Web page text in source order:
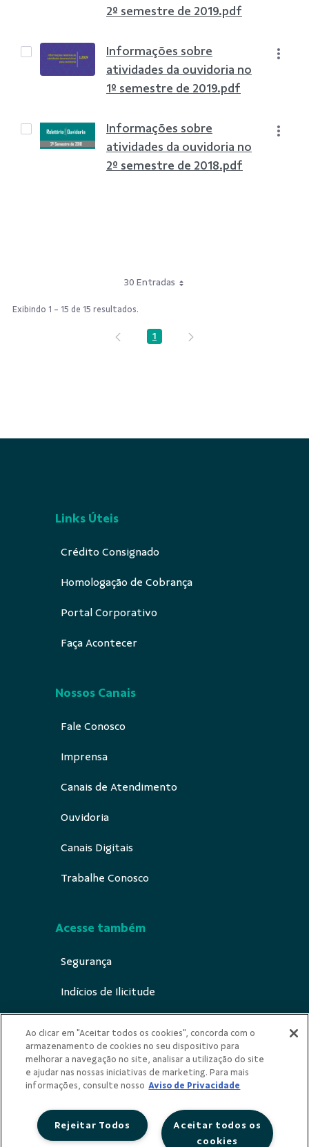
2º semestre de 2019.pdf
Informações sobre
atividades da ouvidoria no
1º semestre de 2019.pdf
Informações sobre
atividades da ouvidoria no
2º semestre de 2018.pdf
30 Entradas
Exibindo 1 - 15 de 15 resultados.
Página
1
Links Úteis
Crédito Consignado
Homologação de Cobrança
Portal Corporativo
Faça Acontecer
Nossos Canais
Fale Conosco
Imprensa
Canais de Atendimento
Ouvidoria
Canais Digitais
Trabalhe Conosco
Acesse também
Segurança
Indícios de Ilicitude
Sustentabilidade
Privacidade
Ao clicar em "Aceitar todos os cookies", concorda com o
armazenamento de cookies no seu dispositivo para
melhorar a navegação no site, analisar a utilização do site
e ajudar nas nossas iniciativas de marketing. Para mais
informações, consulte nosso Aviso de Privacidade
Aceitar todos os
cookies
Rejeitar Todos